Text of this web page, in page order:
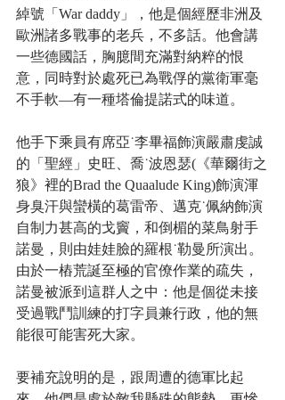
綽號「War daddy」，他是個經歷非洲及
歐洲諸多戰事的老兵，不多話。他會講
一些德國話，胸臆間充滿對納粹的恨
意，同時對於處死已為戰俘的黨衛軍毫
不手軟—有一種塔倫提諾式的味道。
他手下乘員有席亞˙李畢福飾演嚴肅虔誠
的「聖經」史旺、喬˙波恩瑟(《華爾街之
狼》裡的Brad the Quaalude King)飾演渾
身臭汗與蠻橫的葛雷帝、邁克˙佩納飾演
自制力甚高的戈竇，和倒楣的菜鳥射手
諾曼，則由娃娃臉的羅根˙勒曼所演出。
由於一樁荒誕至極的官僚作業的疏失，
諾曼被派到這群人之中：他是個從未接
受過戰鬥訓練的打字員兼行政，他的無
能很可能害死大家。
要補充說明的是，跟周遭的德軍比起